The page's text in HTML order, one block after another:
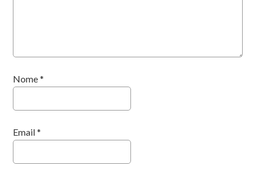
Nome*
Email*